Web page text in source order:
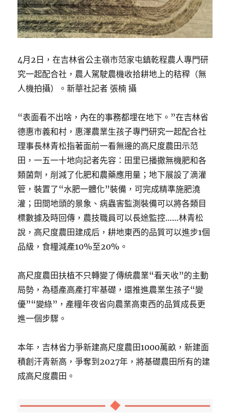
4月2日，在吉林省公主嶺市范家屯鎮乾程農人專門研
究一起配合社，農人駕駛農機收拾耕地上的秸稈（無
人機拍攝）。新華社記者 張楠 攝
“表面看不出啥，內在的事務都埋在地下。”在吉林省
德惠市義和村，惠澤農業生孩子專門研究一起配合社
理事長林青松指著面前一看無邊的高尺度農田示范
田，一五一十地向記者先容：田里已播撒無機肥和各
類菌劑，削減了化肥和農藥應用量；地下展設了滴灌
管，裝置了“水肥一體化”裝備，可完成精準施肥澆
灌；田間地頭的景象、病蟲害監測裝備可以將各類目
標數據及時回傳，農技職員可以長途監控……林青松
說，高尺度農田建成后，耕地東西的品質可以進步1個
品級，食糧減產10%至20%。
高尺度農田扶植不只轉變了傳統農業“看天收”的主動
局勢，為穩產高產打牢基礎，還推進農業生孩子“變
優”“變綠”，產糧年夜省向農業高東西的品質成長更
進一個步驟。
本年，吉林省力爭新建高尺度農田1000萬畝，新建面
積創汗青新高，爭奪到2027年，將基礎農田所有的建
成高尺度農田。